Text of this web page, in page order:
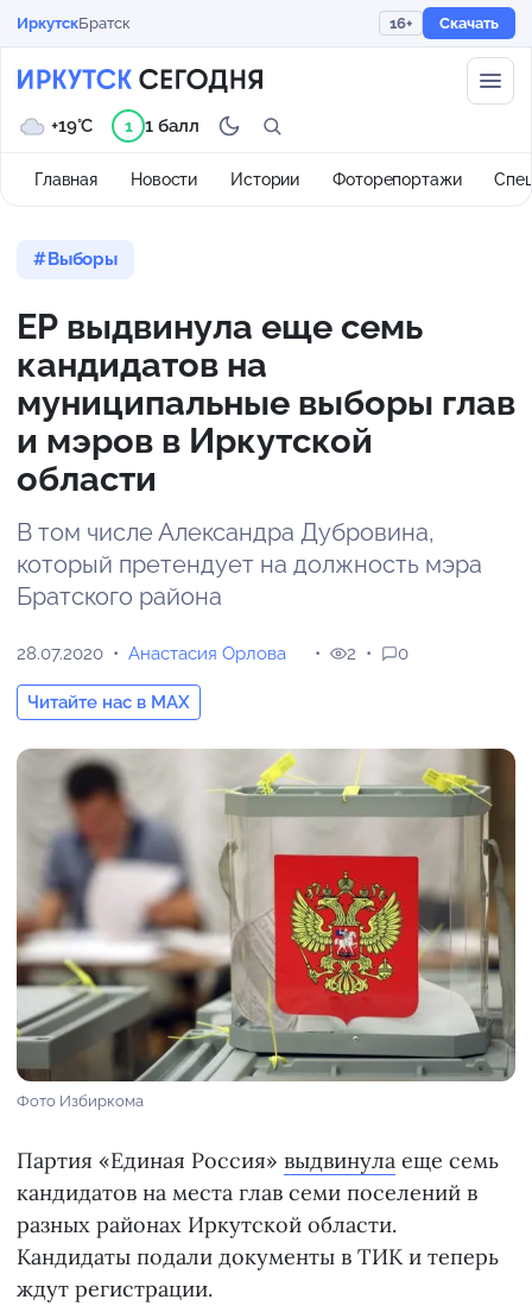
ИркутскБратск 16+ Скачать
Главная Новости Истории Фоторепортажи
+19°C 1 1 балл
Выборы
ЕР выдвинула еще семь
кандидатов на
муниципальные выборы глав
и мэров в Иркутской
области
В том числе Александра Дубровина,
который претендует на должность мэра
Братского района
28.07.2020 Анастасия Орлова
Читайте нас в MAX
2 0
Фото Избиркома
Партия «Единая Россия» выдвинула еще семь
кандидатов на места глав семи поселений в
разных районах Иркутской области.
Кандидаты подали документы в ТИК и теперь
ждут регистрации.